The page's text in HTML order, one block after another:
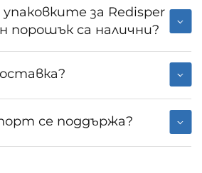
за Redisper
порошък са налични?
се поддържа?